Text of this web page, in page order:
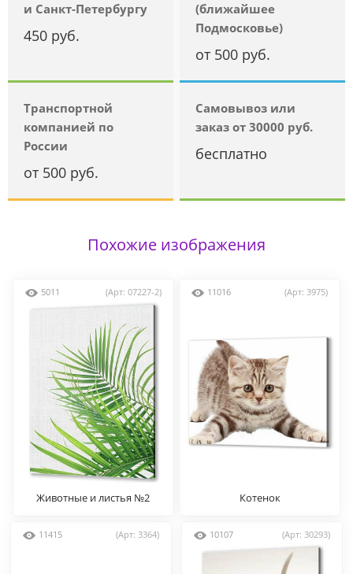
и Санкт-Петербургу
450 руб.
(ближайшее
Подмосковье)
от 500 руб.
Транспортной
компанией по
России
от 500 руб.
Самовывоз или
заказ от 30000 руб.
бесплатно
Похожие изображения
5011 (Арт: 07227-2)
Животные и листья №2
11016 (Арт: 3975)
Котенок
11415 (Арт: 3364) 10107 (Арт: 30293)